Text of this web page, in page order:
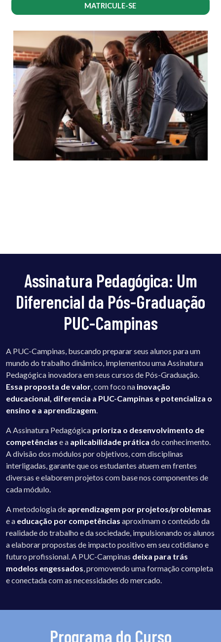
MATRICULE-SE
Assinatura Pedagógica: Um
Diferencial da Pós-Graduação
PUC-Campinas
A PUC-Campinas, buscando preparar seus alunos para um
mundo do trabalho dinâmico, implementou uma Assinatura
Pedagógica inovadora em seus cursos de Pós-Graduação.
Essa proposta de valor , com foco na inovação
educacional, diferencia a PUC-Campinas e potencializa o
ensino e a aprendizagem
A Assinatura Pedagógica prioriza o desenvolvimento de
competências e a aplicabilidade prática do conhecimento.
A divisão dos módulos por objetivos, com disciplinas
interligadas, garante que os estudantes atuem em frentes
diversas e elaborem projetos com base nos componentes de
cada módulo.
A metodologia de aprendizagem por projetos/problemas
e a educação por competências aproximam o conteúdo da
realidade do trabalho e da sociedade, impulsionando os alunos
a elaborar propostas de impacto positivo em seu cotidiano e
futuro profissional. A PUC-Campinas deixa para trás
modelos engessados , promovendo uma formação completa
e conectada com as necessidades do mercado.
Programa do Curso